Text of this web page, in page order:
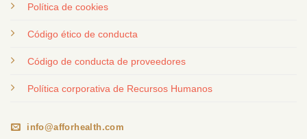
Política de cookies
Código ético de conducta
Código de conducta de proveedores
Política corporativa de Recursos Humanos
info@afforhealth.com